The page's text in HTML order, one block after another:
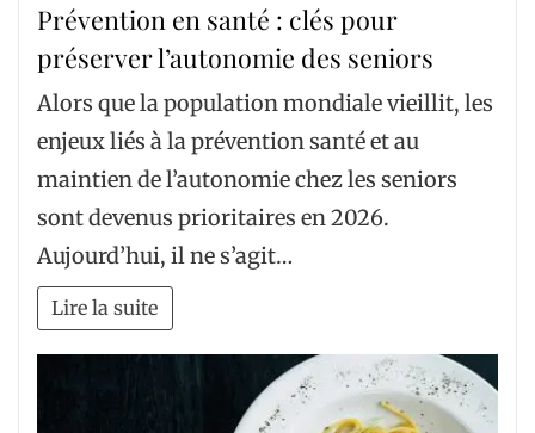
Prévention en santé : clés pour
préserver l’autonomie des seniors
Alors que la population mondiale vieillit, les
enjeux liés à la prévention santé et au
maintien de l’autonomie chez les seniors
sont devenus prioritaires en 2026.
Aujourd’hui, il ne s’agit…
Lire la suite